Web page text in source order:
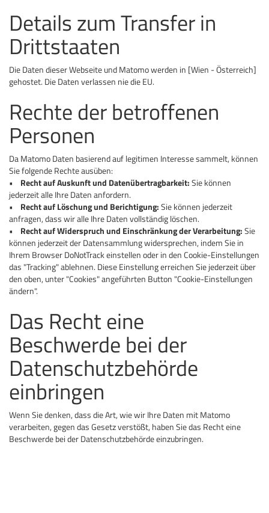
Details zum Transfer in
Drittstaaten
Die Daten dieser Webseite und Matomo werden in [Wien - Österreich]
gehostet. Die Daten verlassen nie die EU.
Rechte der betroffenen
Personen
Da Matomo Daten basierend auf legitimen Interesse sammelt, können
Sie folgende Rechte ausüben:
• Recht auf Auskunft und Datenübertragbarkeit:Sie können
jederzeit alle Ihre Daten anfordern.
•
Recht auf Löschung und Berichtigung:Sie können jederzeit
anfragen, dass wir alle Ihre Daten vollständig löschen.
• Recht auf Widerspruch und Einschränkung der Verarbeitung:Sie
können jederzeit der Datensammlung widersprechen, indem Sie in
Ihrem Browser DoNotTrack einstellen oder in den Cookie-Einstellungen
das "Tracking" ablehnen. Diese Einstellung erreichen Sie jederzeit über
den oben, unter "Cookies" angeführten Button "Cookie-Einstellungen
ändern".
Das Recht eine
Beschwerde bei der
Datenschutzbehörde
einbringen
Wenn Sie denken, dass die Art, wie wir Ihre Daten mit Matomo
verarbeiten, gegen das Gesetz verstößt, haben Sie das Recht eine
Beschwerde bei der Datenschutzbehörde einzubringen.